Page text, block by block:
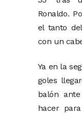
Ronaldo.
el tanto
con un
Ya en la
goles
balón
hacer